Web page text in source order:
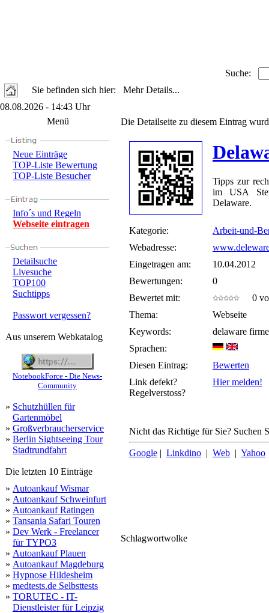
Suche:
Sie befinden sich hier: Mehr Details...
08.08.2026 - 14:43 Uhr
Menü
Neue Einträge
TOP-Liste Bewertung
TOP-Liste Besucher
Info´s und Regeln
Webseite eintragen
Detailsuche
Livesuche
TOP100
Suchtipps
Passwort vergessen?
Aus unserem Webkatalog
NotebookForce - Die News-
Community
» Schutzhüllen für
Gartenmöbel
» Großverbraucherservice
» Berlin Sightseeing Tour
Stadtrundfahrt
Die letzten 10 Einträge
» Autoankauf Wismar
» Autoankauf Schweinfurt
» Autoankauf Ratingen
» Tansania Safari Touren
» Dev Werk - Freelancer
für TYPO3
» Autoankauf Plauen
» Autoankauf Magdeburg
» Hypnose Hildesheim
» medtests.de Selbsttests
» TORUTEC - IT-
Dienstleister für Leipzig
Die Detailseite zu diesem Eintrag
Tipps zur
im USA
Delaware.
Kategorie:
Arbeit-und-
Webadresse:
Eingetragen am:
10.04.2012
Bewertungen:
0
Bewertet mit:
0
Thema:
Webseite
Keywords:
delaware
Sprachen:
Diesen Eintrag:
Bewerten
Link defekt?
Regelverstoss?
Hier melden!
Nicht das Richtige für Sie? Suchen
Google | Linkdino | Web | Yahoo
Schlagwortwolkedelaware